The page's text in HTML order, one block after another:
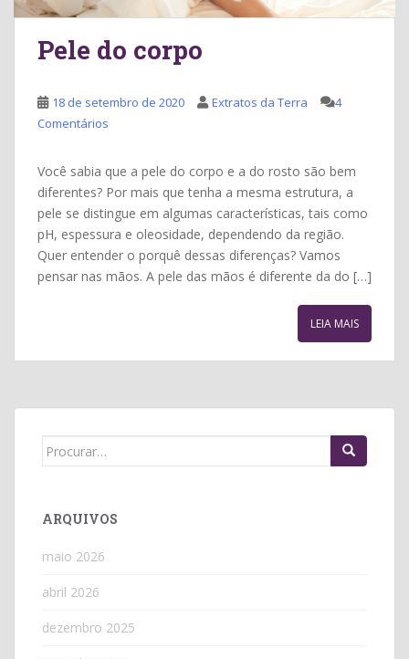
Pele do corpo
18 de setembro de 2020 Extratos da Terra
4
Comentários
Você sabia que a pele do corpo e a do rosto são bem
diferentes? Por mais que tenha a mesma estrutura, a
pele se distingue em algumas características, tais como
pH, espessura e oleosidade, dependendo da região.
Quer entender o porquê dessas diferenças? Vamos
pensar nas mãos. A pele das mãos é diferente da do […]
LEIA MAIS
Search
ARQUIVOS
maio 2026
abril 2026
dezembro 2025